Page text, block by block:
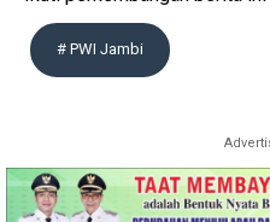
# PWI Jambi